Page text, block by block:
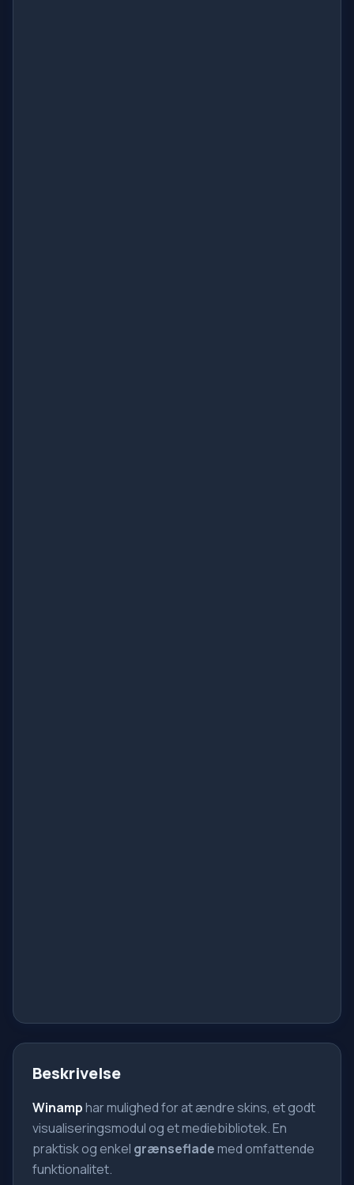
Beskrivelse
Winamphar mulighed for at ændre skins, et godt
visualiseringsmodul og et mediebibliotek. En
praktisk og enkel grænseflademed omfattende
funktionalitet.